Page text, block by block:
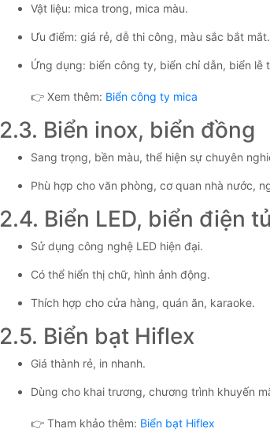
Vật liệu: mica trong, mica màu.
Ưu điểm: giá rẻ, dễ thi công, màu sắc bắt mắt.
Ứng dụng: biển công ty, biển chỉ dẫn, biển lễ
👉 Xem thêm: Biển công ty mica
2.3. Biển inox, biển đồng
Sang trọng, bền màu, thể hiện sự chuyên
Phù hợp cho văn phòng, cơ quan nhà nước,
2.4. Biển LED, biển điện
Sử dụng công nghệ LED hiện đại.
Có thể hiển thị chữ, hình ảnh động.
Thích hợp cho cửa hàng, quán ăn, karaoke.
2.5. Biển bạt Hiflex
Giá thành rẻ, in nhanh.
Dùng cho khai trương, chương trình khuyến
👉 Tham khảo thêm: Biển bạt Hiflex